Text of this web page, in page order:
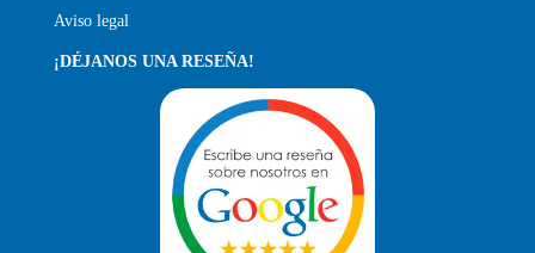
Aviso legal
¡DÉJANOS UNA RESEÑA!